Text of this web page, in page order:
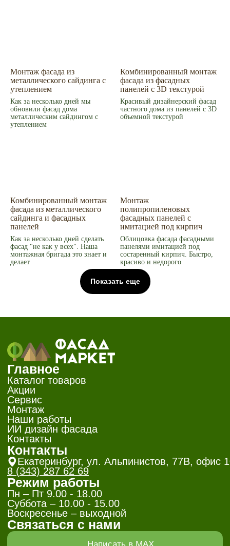
Монтаж фасада из
металлического сайдинга с
утеплением
Как за несколько дней мы
обновили фасад дома
металлическим сайдингом с
утеплением
Комбинированный монтаж
фасада из фасадных
панелей с 3D текстурой
Красивый дизайнерский фасад
частного дома из панелей с 3D
объемной текстурой
Комбинированный монтаж
фасада из металлического
сайдинга и фасадных
панелей
Как за несколько дней сделать
фасад "не как у всех". Наша
монтажная бригада это знает и
делает
Монтаж
полипропиленовых
фасадных панелей с
имитацией под кирпич
Облицовка фасада фасадными
панелями имитацией под
состаренный кирпич. Быстро,
красиво и недорого
Показать еще